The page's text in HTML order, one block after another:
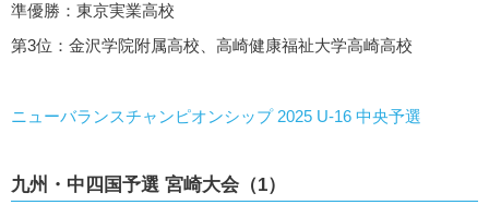
準優勝：東京実業高校
第3位：金沢学院附属高校、高崎健康福祉大学高崎高校
ニューバランスチャンピオンシップ 2025 U-16 中央予選
九州・中四国予選 宮崎大会（1）